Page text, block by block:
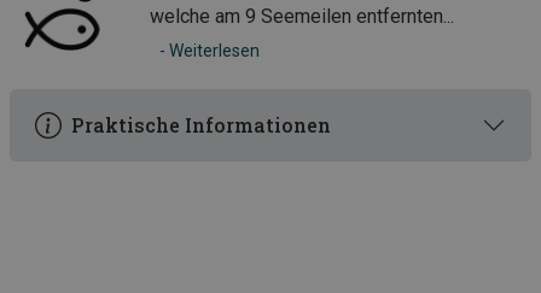
welche am 9 Seemeilen entfernten...
- Weiterlesen
Praktische Informationen